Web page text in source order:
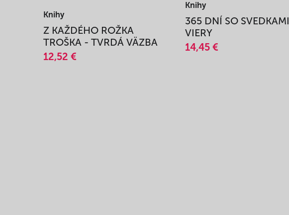
Knihy
Z KAŽDÉHO ROŽKA
TROŠKA - TVRDÁ VÄZBA
12,52 €
Knihy
365 DNÍ SO SVEDKAMI
VIERY
14,45 €